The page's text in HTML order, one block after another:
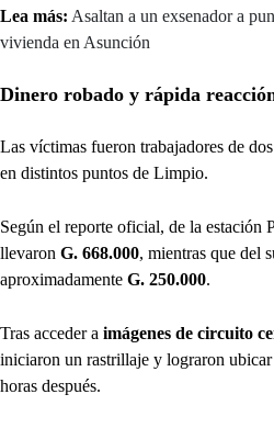
Lea más: Asaltan a un exsenador a
vivienda en Asunción
Dinero robado y rápida
Las víctimas fueron trabajadores de
en distintos puntos de Limpio.
Según el reporte oficial, de la estación
llevaron G. 668.000, mientras que del
aproximadamente G. 250.000.
Tras acceder a imágenes de circuito
iniciaron un rastrillaje y lograron
horas después.